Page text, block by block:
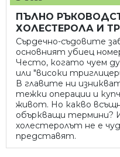
ПЪЛНО
ХОЛЕСТЕРОЛА И
Сърдечно-съдовите
основният убиец
Често, когато чуем
или "високи
В главите ни
тежки операции и
живот. Но какво
объркващи термини?
холестеролът не е
представят.